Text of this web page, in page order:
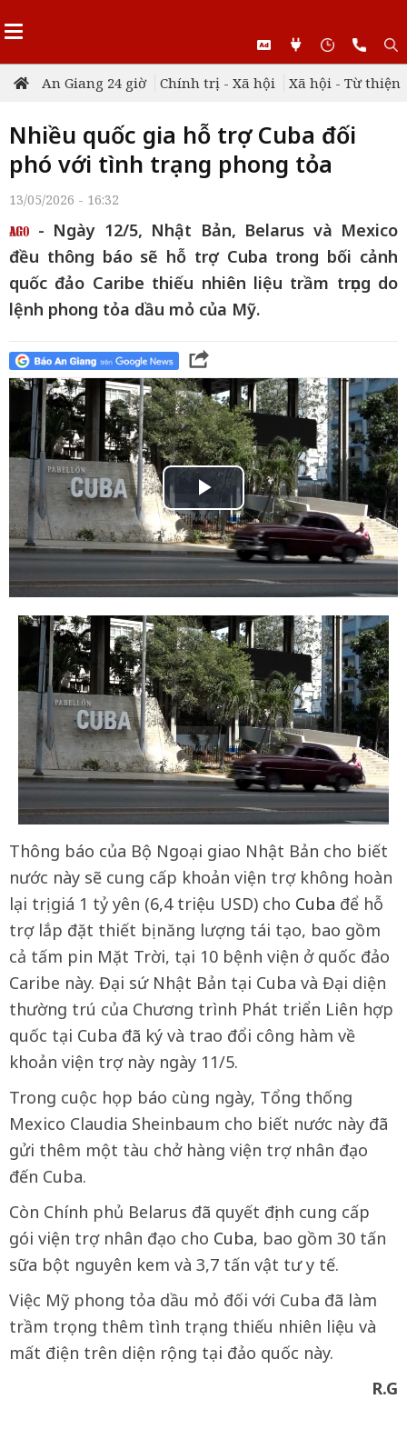
An Giang 24 giờ Chính trị - Xã hội Xã hội - Từ thiện
Nhiều quốc gia hỗ trợ Cuba đối
phó với tình trạng phong tỏa
13/05/2026 - 16:32
- Ngày 12/5, Nhật Bản, Belarus và Mexico
đều thông báo sẽ hỗ trợ Cuba trong bối cảnh
quốc đảo Caribe thiếu nhiên liệu trầm trọng do
lệnh phong tỏa dầu mỏ của Mỹ.
Thông báo của Bộ Ngoại giao Nhật Bản cho biết
nước này sẽ cung cấp khoản viện trợ không hoàn
lại trị giá 1 tỷ yên (6,4 triệu USD) cho Cuba để hỗ
trợ lắp đặt thiết bị năng lượng tái tạo, bao gồm
cả tấm pin Mặt Trời, tại 10 bệnh viện ở quốc đảo
Caribe này. Đại sứ Nhật Bản tại Cuba và Đại diện
thường trú của Chương trình Phát triển Liên hợp
quốc tại Cuba đã ký và trao đổi công hàm về
khoản viện trợ này ngày 11/5.
Trong cuộc họp báo cùng ngày, Tổng thống
Mexico Claudia Sheinbaum cho biết nước này đã
gửi thêm một tàu chở hàng viện trợ nhân đạo
đến Cuba.
Còn Chính phủ Belarus đã quyết định cung cấp
gói viện trợ nhân đạo cho Cuba, bao gồm 30 tấn
sữa bột nguyên kem và 3,7 tấn vật tư y tế.
Việc Mỹ phong tỏa dầu mỏ đối với Cuba đã làm
trầm trọng thêm tình trạng thiếu nhiên liệu và
mất điện trên diện rộng tại đảo quốc này.
R.G